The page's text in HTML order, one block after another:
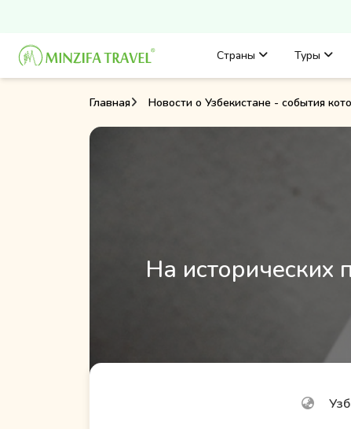
Страны Туры
Главная Новости о Узбекистане - события
На исторических